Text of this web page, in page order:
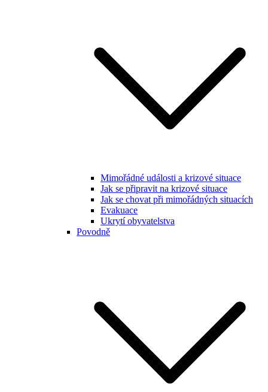
Mimořádné události a krizové situace
Jak se připravit na krizové situace
Jak se chovat při mimořádných situacích
Evakuace
Ukrytí obyvatelstva
Povodně